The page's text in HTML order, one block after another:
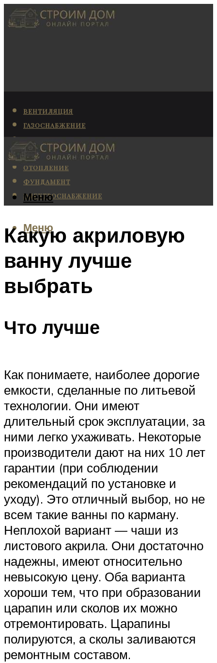
ВЕНТИЛЯЦИЯ
ГАЗОСНАБЖЕНИЕ
КАНАЛИЗАЦИЯ
КОНДИЦИОНИРОВАНИЕ
ОТОПЛЕНИЕ
ФУНДАМЕНТ
ЭЛЕКТРОСНАБЖЕНИЕ
Меню
Меню
Какую акриловую
ванну лучше
выбрать
Что лучше
Как понимаете, наиболее дорогие
емкости, сделанные по литьевой
технологии. Они имеют
длительный срок эксплуатации, за
ними легко ухаживать. Некоторые
производители дают на них 10 лет
гарантии (при соблюдении
рекомендаций по установке и
уходу). Это отличный выбор, но не
всем такие ванны по карману.
Неплохой вариант — чаши из
листового акрила. Они достаточно
надежны, имеют относительно
невысокую цену. Оба варианта
хороши тем, что при образовании
царапин или сколов их можно
отремонтировать. Царапины
полируются, а сколы заливаются
ремонтным составом.